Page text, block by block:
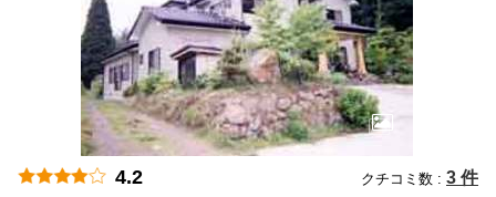
4.2 クチコミ数 : 3 件